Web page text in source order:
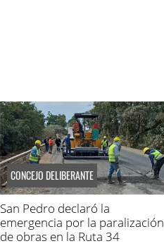
CONCEJO DELIBERANTE
San Pedro declaró la
emergencia por la paralización
de obras en la Ruta 34